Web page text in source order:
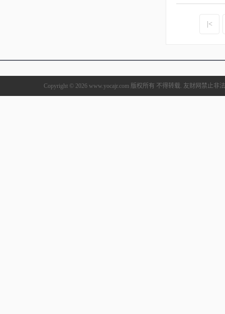
|<
Copyright © 2026 www.yocajr.com 版权所有 不得转载. 友财网禁止非